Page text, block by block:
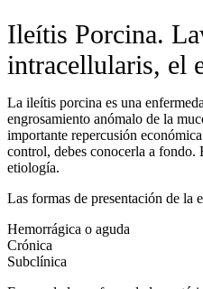
Ileítis Porcina.
intracellularis, el
La ileítis porcina es una
engrosamiento anómalo de la
importante repercusión
control, debes conocerla a fondo.
etiología.
Las formas de presentación de la
Hemorrágica o aguda
Crónica
Subclínica